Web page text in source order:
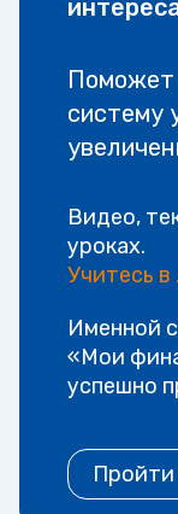
Поможет
систему
Видео,
уроках.
Учитесь
Именной
«Мои
успешно
Пройти